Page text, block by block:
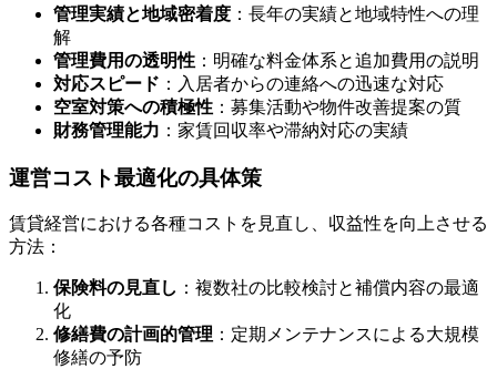
管理実績と地域密着度 ：長年の実績と地域特性への理
解
管理費用の透明性 ：明確な料金体系と追加費用の説明
対応スピード ：入居者からの連絡への迅速な対応
空室対策への積極性 ：募集活動や物件改善提案の質
財務管理能力 ：家賃回収率や滞納対応の実績
運営コスト最適化の具体策
賃貸経営における各種コストを見直し、収益性を向上させる
方法：
保険料の見直し ：複数社の比較検討と補償内容の最適
化
修繕費の計画的管理 ：定期メンテナンスによる大規模
修繕の予防